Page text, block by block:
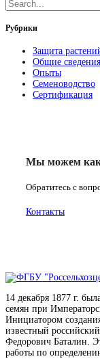
Рубрики
Защита
Общие сведения
Опыты
Семеноводство
Сертификация
Мы можем
Обратитесь с
Контакты
14 декабря 1877 г.
семян при
Инициатором
известный
Федорович Баталин.
работы по